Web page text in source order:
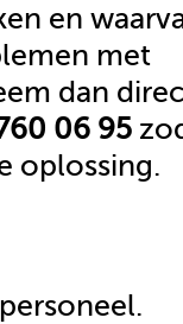
en
met
dan
06 95
oplossing.